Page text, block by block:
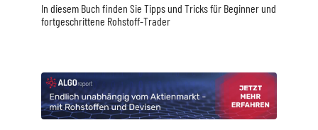
In diesem Buch finden Sie Tipps und Tricks für Beginner und
fortgeschrittene Rohstoff-Trader